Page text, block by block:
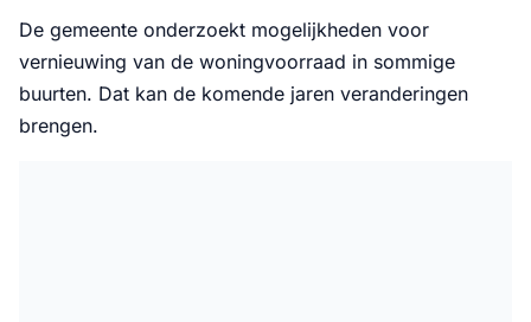
De gemeente onderzoekt mogelijkheden voor
vernieuwing van de woningvoorraad in sommige
buurten. Dat kan de komende jaren veranderingen
brengen.